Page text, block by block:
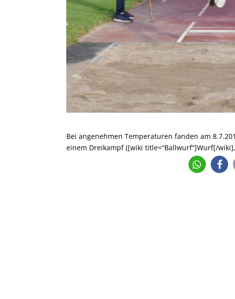
Bei angenehmen Temperaturen fanden am
einem Dreikampf ([wiki title=“Ballwurf“]Wurf[/